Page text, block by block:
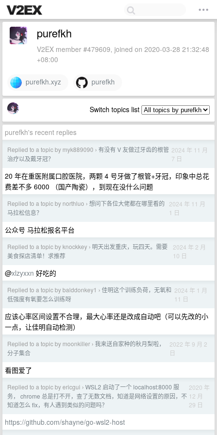
purefkh
V2EX member #479609, joined on 2020-03-28 21:32:48
+08:00
purefkh.xyz purefkh
Switch topics list
purefkh's recent replies
Replied to a topic by myk889090 › 有没有 V 友做过牙齿的根管
治疗以及戴牙冠？
2024 年 11 月
7 日
20 年在重医附属口腔医院，两颗 4 号牙做了根管+牙冠，印象中总花
费差不多 6000 （国产陶瓷），到现在没什么问题
Replied to a topic by northluo › 想问下各位大佬都在哪里看的
马拉松信息？
2024 年 11 月
1 日
公众号 马拉松报名平台
Replied to a topic by knockkey › 明天出发重庆，玩四天。需要
美食探店清单！求推荐
2024 年 2 月
10 日
@xlzyxxn 好吃的
Replied to a topic by balddonkey1 › 佳明这个训练负荷，无氧和
低强度有氧要怎么训练呀
2024 年 1 月
11 日
应该心率区间设置不合理，最大心率还是改成自动吧（可以先改的小
一点，让佳明自动检测）
Replied to a topic by moonkiller › 我来送自家种的秋月梨啦，
分子集合
2022 年 9 月 2
日
看图爱了
Replied to a topic by ericgui › WSL2 启动了一个 localhost:8000 服
务， chrome 总是打不开，查了无数文档，知道是网络设置的原因，不
知道怎么 fix，有人遇到类似的问题吗？
2020 年
12 月
29 日
https://github.com/shayne/go-wsl2-host